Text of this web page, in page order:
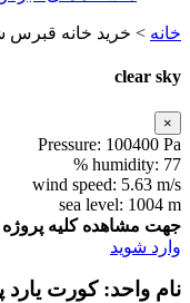
خانه > خرید خانه قبرس
clear sky
×
Pressure: 100400 Pa
humidity: 77 %
wind speed: 5.63 m/s
sea level: 1004 m
جهت مشاهده کلیه پروژه
وارد شوید
نام واحد: کورت یارد